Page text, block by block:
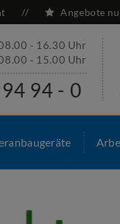
Angebote
- 16.30 Uhr
- 15.00 Uhr
94 - 0